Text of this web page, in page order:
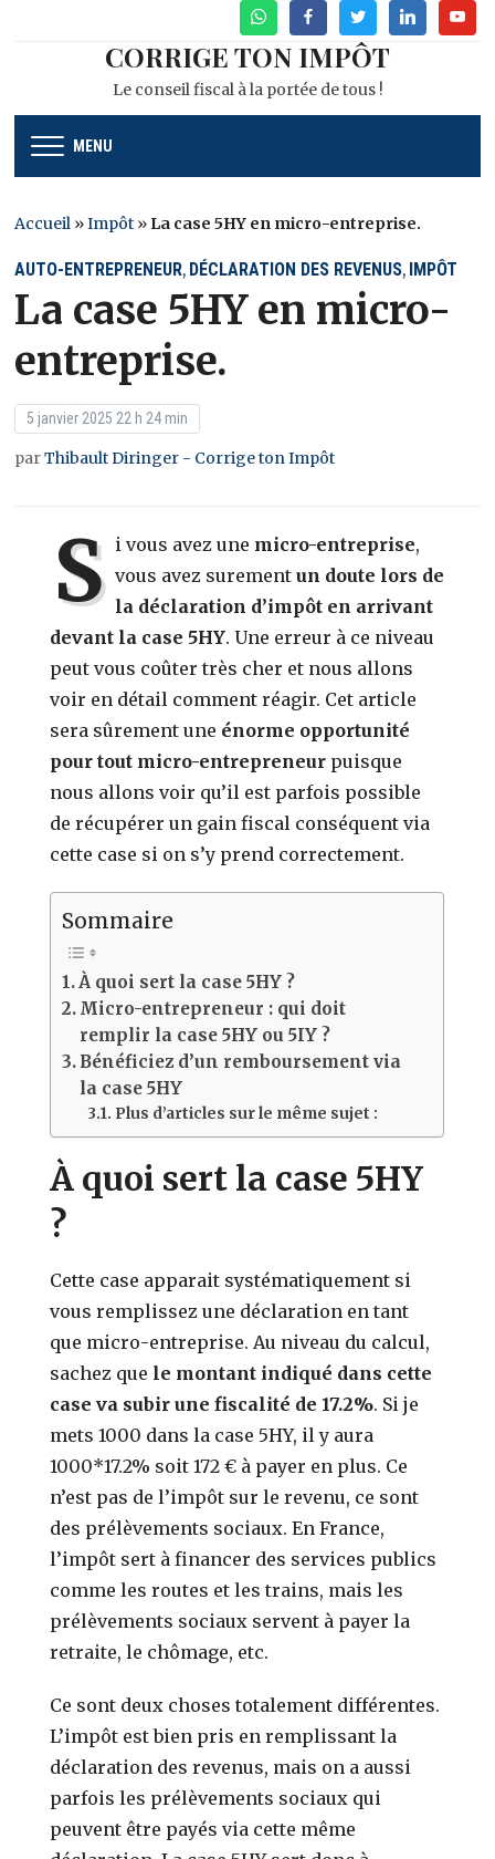
WhatsAppFacebookTwitterLinkedin
CORRIGE TON IMPÔT
Le conseil fiscal à la portée de tous !
MENU
Accueil »Impôt » La case 5HY en micro-entreprise.
AUTO-ENTREPRENEUR, DÉCLARATION DES REVENUS, IMPÔT
La case 5HY en micro-
entreprise.
5 janvier 2025 22 h 24 min
parThibault Diringer - Corrige ton Impôt
S i vous avez une micro-entreprise,
vous avez surementun doute lors de
la déclaration d’impôt en arrivant
devant la case 5HY. Une erreur à ce niveau
peut vous coûter très cher et nous allons
voir en détail comment réagir. Cet article
sera sûrement une énorme opportunité
pour tout micro-entrepreneur puisque
nous allons voir qu’il est parfois possible
de récupérer un gain fiscal conséquent via
cette case si on s’y prend correctement.
Sommaire
À quoi sert la case 5HY ?
Micro-entrepreneur : qui doit
remplir la case 5HY ou 5IY ?
Bénéficiez d’un remboursement via
la case 5HY
Plus d’articles sur le même sujet :
À quoi sert la case 5HY
?
Cette case apparait systématiquement si
vous remplissez une déclaration en tant
que micro-entreprise. Au niveau du calcul,
sachez que le montant indiqué dans cette
case va subir une fiscalité de 17.2%. Si je
mets 1000 dans la case 5HY, il y aura
1000*17.2% soit 172 € à payer en plus. Ce
n’est pas de l’impôt sur le revenu, ce sont
des prélèvements sociaux. En France,
l’impôt sert à financer des services publics
comme les routes et les trains, mais les
prélèvements sociaux servent à payer la
retraite, le chômage, etc.
Ce sont deux choses totalement différentes.
L’impôt est bien pris en remplissant la
déclaration des revenus, mais on a aussi
parfois les prélèvements sociaux qui
peuvent être payés via cette même